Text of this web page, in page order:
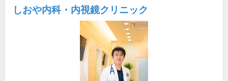
しおや内科・内視鏡クリニック